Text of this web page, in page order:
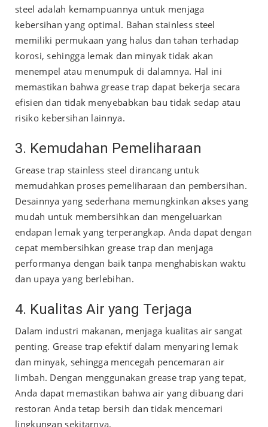
steel adalah kemampuannya untuk menjaga
kebersihan yang optimal. Bahan stainless steel
memiliki permukaan yang halus dan tahan terhadap
korosi, sehingga lemak dan minyak tidak akan
menempel atau menumpuk di dalamnya. Hal ini
memastikan bahwa grease trap dapat bekerja secara
efisien dan tidak menyebabkan bau tidak sedap atau
risiko kebersihan lainnya.
3. Kemudahan Pemeliharaan
Grease trap stainless steel dirancang untuk
memudahkan proses pemeliharaan dan pembersihan.
Desainnya yang sederhana memungkinkan akses yang
mudah untuk membersihkan dan mengeluarkan
endapan lemak yang terperangkap. Anda dapat dengan
cepat membersihkan grease trap dan menjaga
performanya dengan baik tanpa menghabiskan waktu
dan upaya yang berlebihan.
4. Kualitas Air yang Terjaga
Dalam industri makanan, menjaga kualitas air sangat
penting. Grease trap efektif dalam menyaring lemak
dan minyak, sehingga mencegah pencemaran air
limbah. Dengan menggunakan grease trap yang tepat,
Anda dapat memastikan bahwa air yang dibuang dari
restoran Anda tetap bersih dan tidak mencemari
lingkungan sekitarnya.